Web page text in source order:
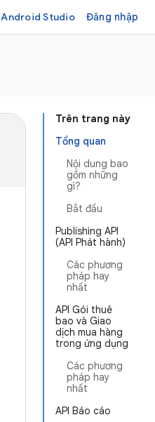
Android Studio Đăng nhập
Trên trang này
Tổng quan
Nội dung bao
gồm những
gì?
Bắt đầu
Publishing API
(API Phát hành)
Các phương
pháp hay
nhất
API Gói thuê
bao và Giao
dịch mua hàng
trong ứng dụng
Các phương
pháp hay
nhất
API Báo cáo